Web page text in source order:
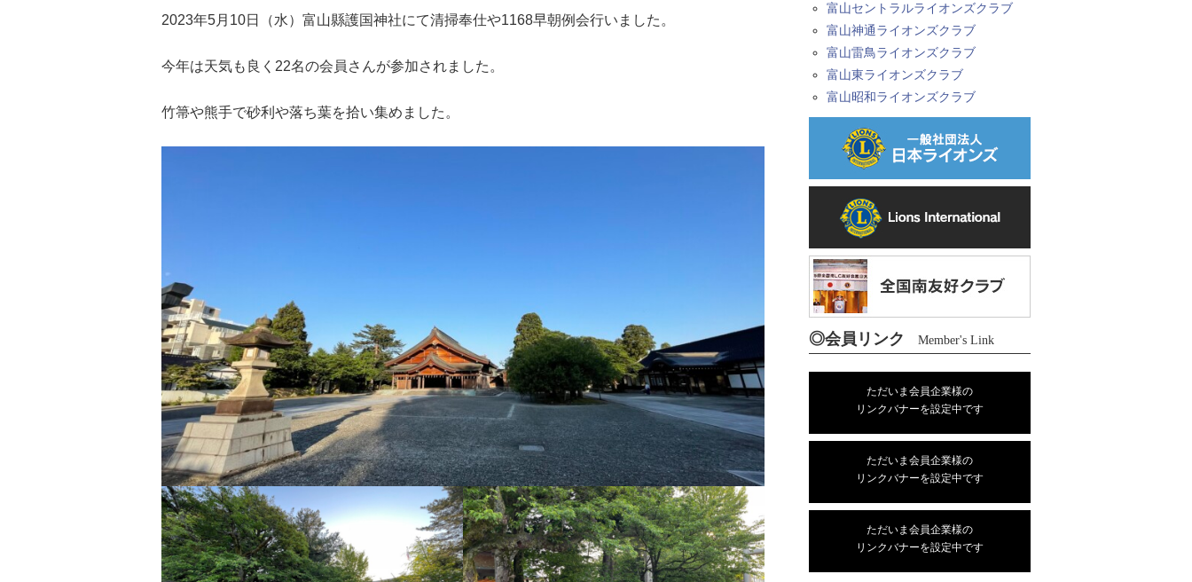
2023年5月10日（水）富山縣護国神社にて清掃奉仕や1168早朝例会行いました。
今年は天気も良く22名の会員さんが参加されました。
竹箒や熊手で砂利や落ち葉を拾い集めました。
富山セントラルライオンズクラブ
富山神通ライオンズクラブ
富山雷鳥ライオンズクラブ
富山東ライオンズクラブ
富山昭和ライオンズクラブ
◎会員リンク Member's Link
ただいま会員企業様の
リンクバナーを設定中です
ただいま会員企業様の
リンクバナーを設定中です
ただいま会員企業様の
リンクバナーを設定中です